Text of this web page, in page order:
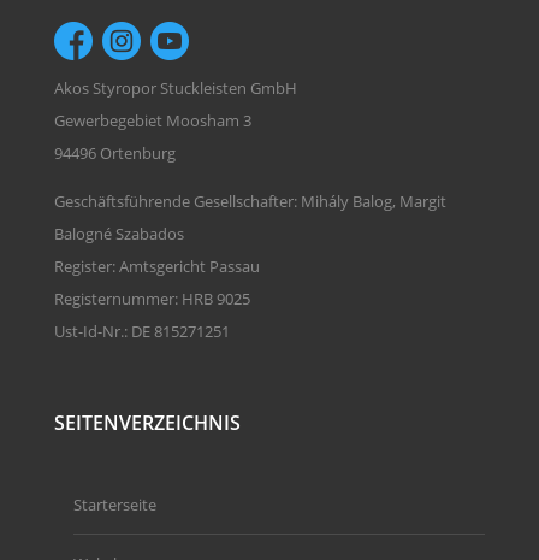
Akos Styropor Stuckleisten GmbH
Gewerbegebiet Moosham 3
94496 Ortenburg
Geschäftsführende Gesellschafter: Mihály Balog, Margit
Balogné Szabados
Register: Amtsgericht Passau
Registernummer: HRB 9025
Ust-Id-Nr.: DE 815271251
SEITENVERZEICHNIS
Starterseite